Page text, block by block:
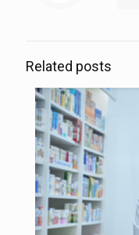
Related posts